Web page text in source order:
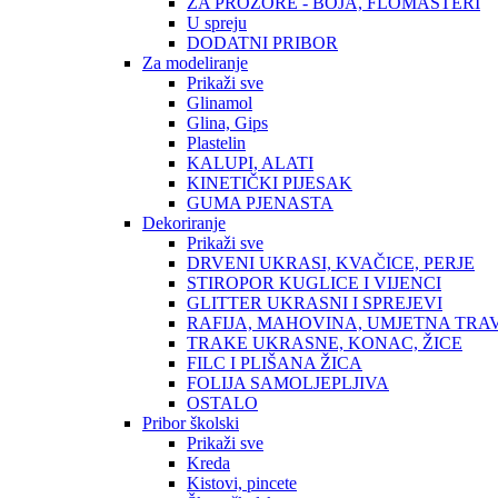
U spreju
DODATNI PRIBOR
Za modeliranje
Prikaži sve
Glinamol
Glina, Gips
Plastelin
KALUPI, ALATI
KINETIČKI PIJESAK
GUMA PJENASTA
Dekoriranje
Prikaži sve
DRVENI UKRASI, KVAČICE, PERJE
STIROPOR KUGLICE I VIJENCI
GLITTER UKRASNI I SPREJEVI
RAFIJA, MAHOVINA, UMJETNA
TRAKE UKRASNE, KONAC, ŽICE
FILC I PLIŠANA ŽICA
FOLIJA SAMOLJEPLJIVA
OSTALO
Pribor školski
Prikaži sve
Kreda
Kistovi, pincete